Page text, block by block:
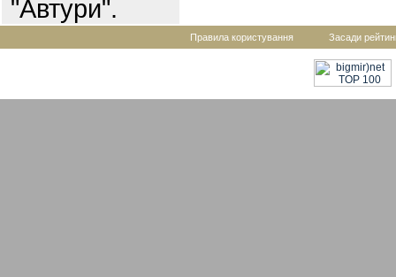
"Автури".
Правила користування Засади